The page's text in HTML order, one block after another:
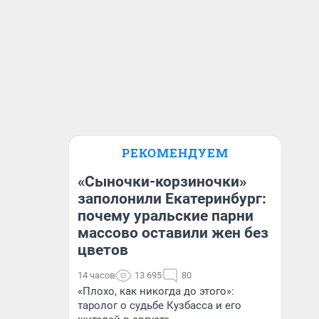
РЕКОМЕНДУЕМ
«Сыночки-корзиночки»
заполонили Екатеринбург:
почему уральские парни
массово оставили жен без
цветов
14 часов 13 695 80
«Плохо, как никогда до этого»:
таролог о судьбе Кузбасса и его